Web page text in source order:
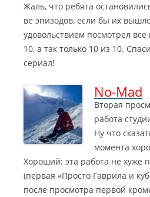
Жаль, что ребята
ве эпизодов, если бы их
удовольствием посмотрел
10, а так только 10 из 10.
сериал!
No-Mad
Вторая
работа
Ну что
момента
Хороший: эта работа не хуже
(первая «Просто Гаврила и
после просмотра первой